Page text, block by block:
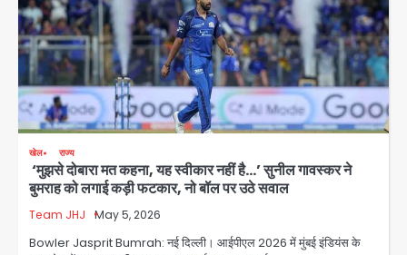
खेल राज्य
‘मुझसे दोबारा मत कहना, यह स्वीकार नहीं है…’ सुनील गावस्कर ने
बुमराह को लगाई कड़ी फटकार, नो बॉल पर उठे सवाल
Team JHJ May 5, 2026
Bowler Jasprit Bumrah: नई दिल्ली। आईपीएल 2026 में मुंबई इंडियंस के
3
कार्रवाई में देरी पर भी चर्चा तेज
jai hind janab
Noida News: गांजा तस्कर महिला से
सांठगांठ के आरोप में सिपाही गिरफ्तार, सेवा से
बर्खास्त, कई पुलिसकर्मियों में डर
jai hind janab
Noida Child PGI Park: चाइल्ड
पीजीआई पार्क में झूले के पास लोहे की ग्रिल में
उतरा करंट, 7 साल के बच्चे की हालत गंभीर,
Avinash Kumar